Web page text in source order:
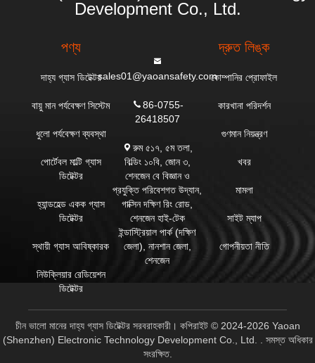
Development Co., Ltd.
পণ্য
দাহ্য গ্যাস ডিটেক্টর
বায়ু মান পর্যবেক্ষণ সিস্টেম
ধুলো পর্যবেক্ষণ ব্যবস্থা
পোর্টেবল মাল্টি গ্যাস
ডিটেক্টর
হ্যান্ডহেল্ড একক গ্যাস
ডিটেক্টর
স্থায়ী গ্যাস আবিষ্কারক
নিউক্লিয়ার রেডিয়েশন
ডিটেক্টর
sales01@yaoansafety.com
86-0755-
26418507
রুম ৫১৭, ৫ম তলা,
বিল্ডিং ১০বি, জোন ৩,
শেনজেন বে বিজ্ঞান ও
প্রযুক্তি পরিবেশগত উদ্যান,
গাক্সিন দক্ষিণ রিং রোড,
শেনজেন হাই-টেক
ইন্ডাস্ট্রিয়াল পার্ক (দক্ষিণ
জেলা), নানশান জেলা,
শেনজেন
দ্রুত লিঙ্ক
কোম্পানির প্রোফাইল
কারখানা পরিদর্শন
গুণমান নিয়ন্ত্রণ
খবর
মামলা
সাইট ম্যাপ
গোপনীয়তা নীতি
চীন ভালো মানের দাহ্য গ্যাস ডিটেক্টর সরবরাহকারী। কপিরাইট © 2024-2026 Yaoan
(Shenzhen) Electronic Technology Development Co., Ltd. . সমস্ত অধিকার
সংরক্ষিত.